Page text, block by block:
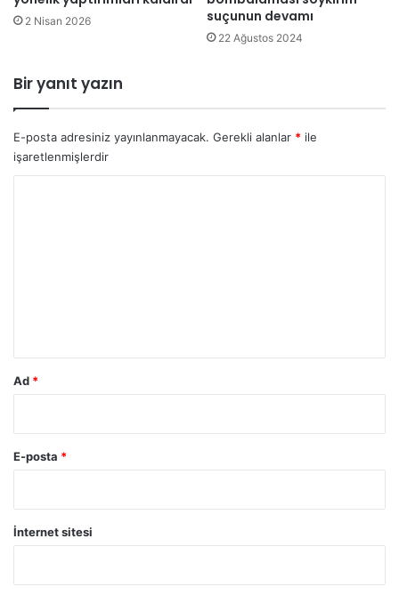
2 Nisan 2026
suçunun devamı
22 Ağustos 2024
Bir yanıt yazın
E-posta adresiniz yayınlanmayacak. Gerekli alanlar * ile
işaretlenmişlerdir
Ad *
E-posta *
İnternet sitesi